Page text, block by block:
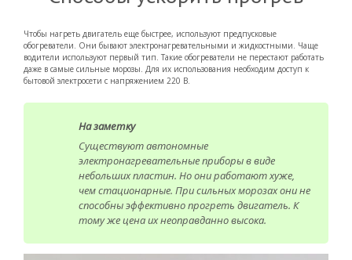
Чтобы нагреть двигатель еще быстрее, используют предпусковые
обогреватели. Они бывают электронагревательными и жидкостными. Чаще
водители используют первый тип. Такие обогреватели не перестают работать
даже в самые сильные морозы. Для их использования необходим доступ к
бытовой электросети с напряжением 220 В.
На заметку
Существуют автономные
электронагревательные приборы в виде
небольших пластин. Но они работают хуже,
чем стационарные. При сильных морозах они не
способны эффективно прогреть двигатель. К
тому же цена их неоправданно высока.